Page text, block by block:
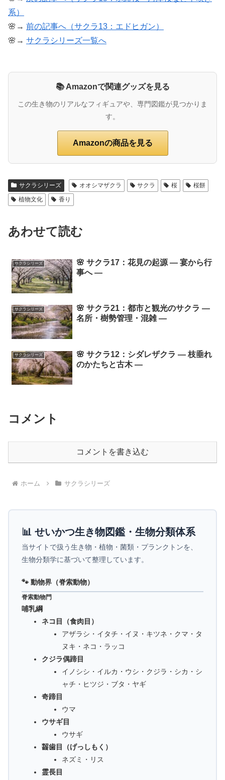
系）
🌸→ 前の記事へ（サクラ13：エドヒガン）
🌸→ サクラシリーズ一覧へ
📚 Amazonで関連グッズを見る
この生き物のリアルなフィギュアや、専門図鑑が見つかりま
す。
Amazonの商品を見る
サクラシリーズ オオシマザクラ サクラ 桜
桜餅
植物文化
香り
あわせて読む
サクラシリーズ
🌸 サクラ17：花見の起源 ― 宴から行
事へ ―
サクラシリーズ
🌸 サクラ21：都市と観光のサクラ ―
名所・樹勢管理・混雑 ―
サクラシリーズ
🌸 サクラ12：シダレザクラ ― 枝垂れ
のかたちと古木 ―
コメント
コメントを書き込む
ホーム サクラシリーズ
📊 せいかつ生き物図鑑・生物分類体系
当サイトで扱う生き物・植物・菌類・プランクトンを、
生物分類学に基づいて整理しています。
🐾 動物界（脊索動物）
脊索動物門
哺乳綱
ネコ目（食肉目）
アザラシ・イタチ・イヌ・キツネ・クマ・タ
ヌキ・ネコ・ラッコ
クジラ偶蹄目
イノシシ・イルカ・ウシ・クジラ・シカ・シ
ャチ・ヒツジ・ブタ・ヤギ
奇蹄目
ウマ
ウサギ目
ウサギ
齧歯目（げっしもく）
ネズミ・リス
霊長目